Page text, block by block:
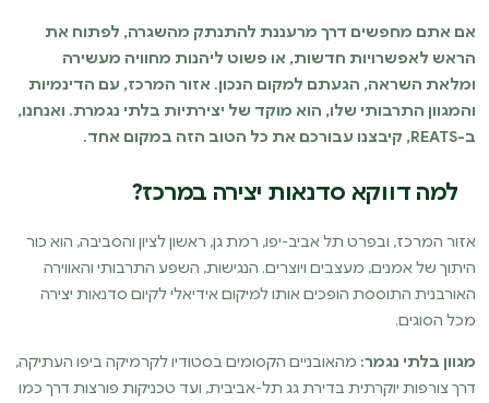
אם אתם מחפשים דרך מרעננת להתנתק מהשגרה, לפתוח את
הראש לאפשרויות חדשות, או פשוט ליהנות מחוויה מעשירה
ומלאת השראה, הגעתם למקום הנכון. אזור המרכז, עם הדינמיות
והמגוון התרבותי שלו, הוא מוקד של יצירתיות בלתי נגמרת. ואנחנו,
ב-REATS, קיבצנו עבורכם את כל הטוב הזה במקום אחד.
למה דווקא סדנאות יצירה במרכז?
אזור המרכז, ובפרט תל אביב-יפו, רמת גן, ראשון לציון והסביבה, הוא כור
היתוך של אמנים, מעצבים ויוצרים. הנגישות, השפע התרבותי והאווירה
האורבנית התוססת הופכים אותו למיקום אידיאלי לקיום סדנאות יצירה
מכל הסוגים.
מגוון בלתי נגמר: מהאובניים הקסומים בסטודיו לקרמיקה ביפו העתיקה,
דרך צורפות יוקרתית בדירת גג תל-אביבית, ועד טכניקות פורצות דרך כמו